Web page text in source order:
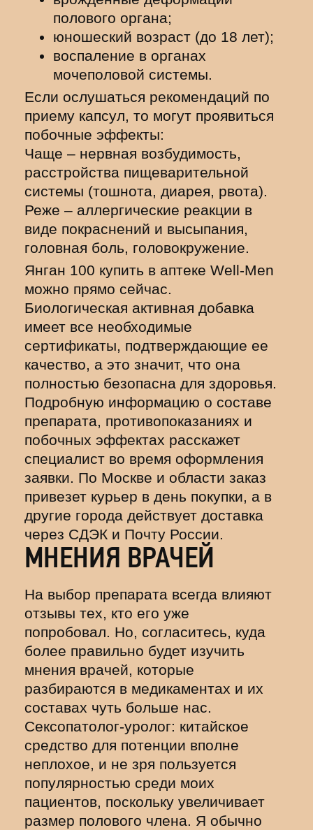
полового органа;
юношеский возраст (до 18 лет);
воспаление в органах
мочеполовой системы.
Если ослушаться рекомендаций по
приему капсул, то могут проявиться
побочные эффекты:
Чаще – нервная возбудимость,
расстройства пищеварительной
системы (тошнота, диарея, рвота).
Реже – аллергические реакции в
виде покраснений и высыпания,
головная боль, головокружение.
Янган 100 купить в аптеке Well-Men
можно прямо сейчас.
Биологическая активная добавка
имеет все необходимые
сертификаты, подтверждающие ее
качество, а это значит, что она
полностью безопасна для здоровья.
Подробную информацию о составе
препарата, противопоказаниях и
побочных эффектах расскажет
специалист во время оформления
заявки. По Москве и области заказ
привезет курьер в день покупки, а в
другие города действует доставка
через СДЭК и Почту России.
МНЕНИЯ ВРАЧЕЙ
На выбор препарата всегда влияют
отзывы тех, кто его уже
попробовал. Но, согласитесь, куда
более правильно будет изучить
мнения врачей, которые
разбираются в медикаментах и их
составах чуть больше нас.
Сексопатолог-уролог: китайское
средство для потенции вполне
неплохое, и не зря пользуется
популярностью среди моих
пациентов, поскольку увеличивает
размер полового члена. Я обычно